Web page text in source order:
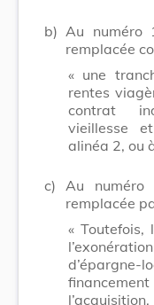
b) Au numéro
remplacée
« une
rentes
contrat
vieillesse
alinéa 2, ou
c)
Au
remplacée
« Toutefois,